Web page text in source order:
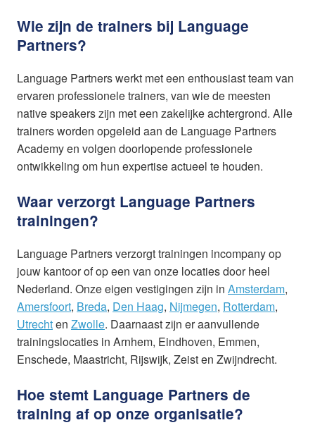
Wie zijn de trainers bij Language
Partners?
Language Partners werkt met een enthousiast team van
ervaren professionele trainers, van wie de meesten
native speakers zijn met een zakelijke achtergrond. Alle
trainers worden opgeleid aan de Language Partners
Academy en volgen doorlopende professionele
ontwikkeling om hun expertise actueel te houden.
Waar verzorgt Language Partners
trainingen?
Language Partners verzorgt trainingen incompany op
jouw kantoor of op een van onze locaties door heel
Nederland. Onze eigen vestigingen zijn in Amsterdam,
Amersfoort, Breda, Den Haag, Nijmegen, Rotterdam,
Utrechten Zwolle. Daarnaast zijn er aanvullende
trainingslocaties in Arnhem, Eindhoven, Emmen,
Enschede, Maastricht, Rijswijk, Zeist en Zwijndrecht.
Hoe stemt Language Partners de
training af op onze organisatie?